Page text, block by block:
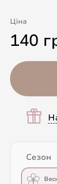
Ціна
140
Сезон